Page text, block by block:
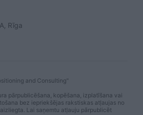
Rīga
and Consulting"
pārpublicēšana, kopēšana, izplatīšana vai
bez iepriekšējas rakstiskas atļaujas no
Lai saņemtu atļauju pārpublicēt